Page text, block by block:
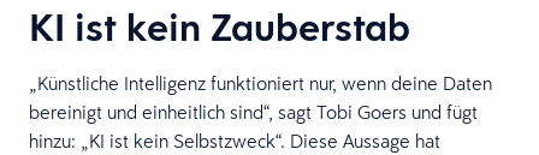
KI ist kein Zauberstab
„Künstliche Intelligenz funktioniert nur, wenn deine Daten
bereinigt und einheitlich sind“, sagt Tobi Goers und fügt
hinzu: „KI ist kein Selbstzweck“. Diese Aussage hat